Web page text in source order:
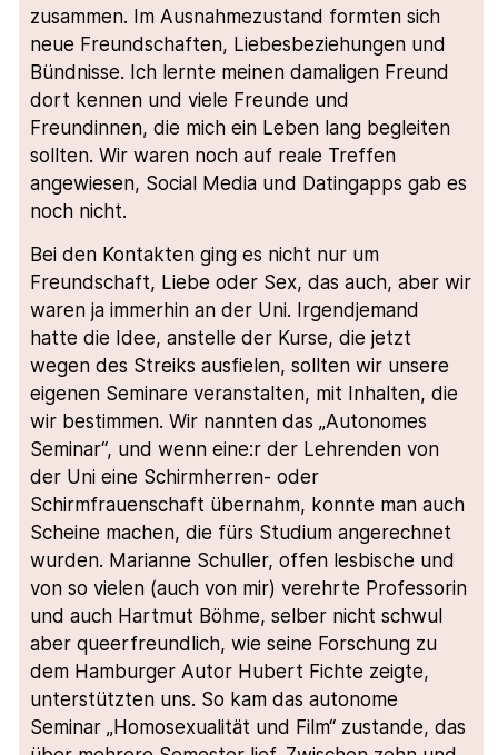
zusammen. Im Ausnahmezustand formten sich
neue Freundschaften, Liebesbeziehungen und
Bündnisse. Ich lernte meinen damaligen Freund
dort kennen und viele Freunde und
Freundinnen, die mich ein Leben lang begleiten
sollten. Wir waren noch auf reale Treffen
angewiesen, Social Media und Datingapps gab es
noch nicht.
Bei den Kontakten ging es nicht nur um
Freundschaft, Liebe oder Sex, das auch, aber wir
waren ja immerhin an der Uni. Irgendjemand
hatte die Idee, anstelle der Kurse, die jetzt
wegen des Streiks ausfielen, sollten wir unsere
eigenen Seminare veranstalten, mit Inhalten, die
wir bestimmen. Wir nannten das „Autonomes
Seminar“, und wenn eine:r der Lehrenden von
der Uni eine Schirmherren- oder
Schirmfrauenschaft übernahm, konnte man auch
Scheine machen, die fürs Studium angerechnet
wurden. Marianne Schuller, offen lesbische und
von so vielen (auch von mir) verehrte Professorin
und auch Hartmut Böhme, selber nicht schwul
aber queerfreundlich, wie seine Forschung zu
dem Hamburger Autor Hubert Fichte zeigte,
unterstützten uns. So kam das autonome
Seminar „Homosexualität und Film“ zustande, das